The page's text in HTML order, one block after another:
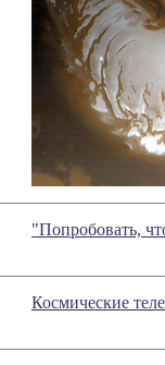
"Попробовать,
Космические